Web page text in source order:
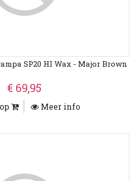
SP20 HI Wax - Major Brown
€ 69,95
Meer info